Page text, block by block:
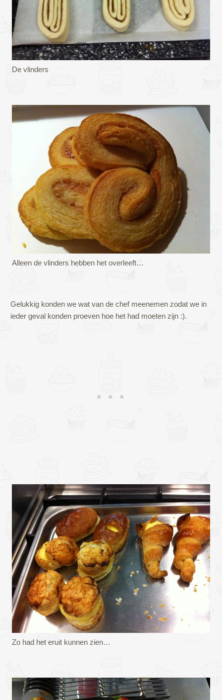
De vlinders
Alleen de vlinders hebben het overleeft…
Gelukkig konden we wat van de chef meenemen zodat we in
ieder geval konden proeven hoe het had moeten zijn :).
Zo had het eruit kunnen zien…